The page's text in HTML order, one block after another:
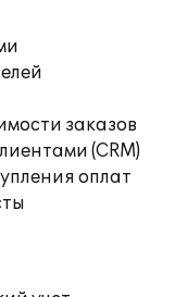
заказов
(CRM)
оплат